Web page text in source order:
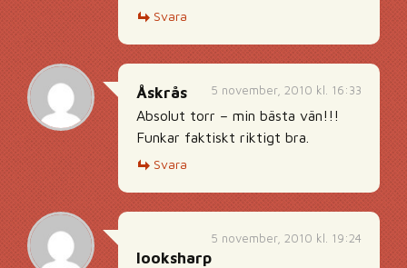
Svara
5 november, 2010 kl. 16:33
Åskrås
Absolut torr – min bästa vän!!!
Funkar faktiskt riktigt bra.
Svara
5 november, 2010 kl. 19:24
looksharp